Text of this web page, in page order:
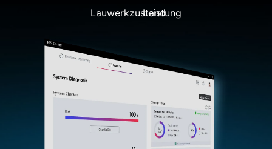
Lauwerkzustand
Leistung